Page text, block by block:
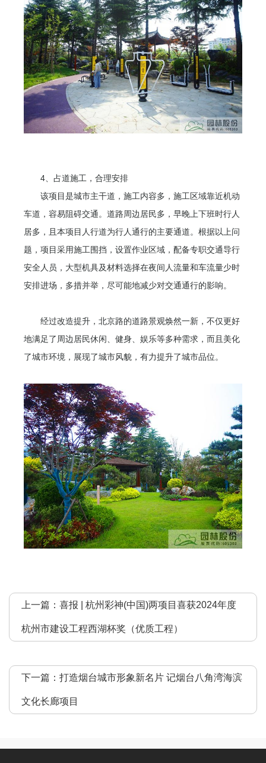
4、占道施工，合理安排
该项目是城市主干道，施工内容多，施工区域靠近机动
车道，容易阻碍交通。道路周边居民多，早晚上下班时行人
居多，且本项目人行道为行人通行的主要通道。根据以上问
题，项目采用施工围挡，设置作业区域，配备专职交通导行
安全人员，大型机具及材料选择在夜间人流量和车流量少时
安排进场，多措并举，尽可能地减少对交通通行的影响。
经过改造提升，北京路的道路景观焕然一新，不仅更好
地满足了周边居民休闲、健身、娱乐等多种需求，而且美化
了城市环境，展现了城市风貌，有力提升了城市品位。
上一篇： 喜报 | 杭州彩神(中国)两项目喜获2024年度
杭州市建设工程西湖杯奖（优质工程）
下一篇： 打造烟台城市形象新名片 记烟台八角湾海滨
文化长廊项目